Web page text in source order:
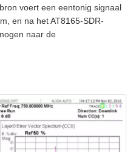
voert een eentonig signaal
en na het AT8165-SDR-
naar de